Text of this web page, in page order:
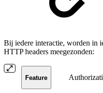
Bij iedere interactie, worden in
HTTP headers meegezonden:
Feature